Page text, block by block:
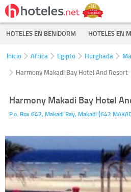
HOTELES EN BENIDORM HOTELES EN
Inicio Africa Egipto Hurghada
Harmony Makadi Bay Hotel And Resort
Harmony Makadi Bay Hotel
P.o. Box 642, Makadi Bay, Makadi (642